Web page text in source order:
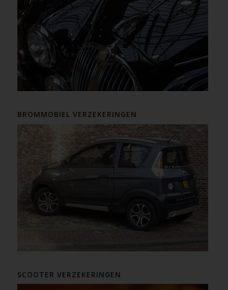
BROMMOBIEL VERZEKERINGEN
SCOOTER VERZEKERINGEN